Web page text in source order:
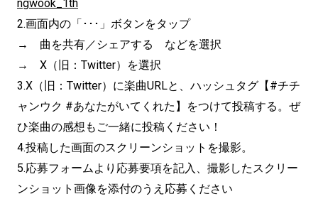
ngwook_1th
2.画面内の「･･･」ボタンをタップ
→ 曲を共有／シェアする などを選択
→ X（旧：Twitter）を選択
3.X（旧：Twitter）に楽曲URLと、ハッシュタグ【#チチ
ャンウク #あなたがいてくれた】をつけて投稿する。ぜ
ひ楽曲の感想もご一緒に投稿ください！
4.投稿した画面のスクリーンショットを撮影。
5.応募フォームより応募要項を記入、撮影したスクリー
ンショット画像を添付のうえ応募ください